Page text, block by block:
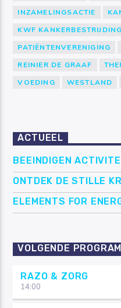
INZAMELINGSACTIE
KWF KANKERBESTRIJDING
PATIËNTENVERENIGING
REINIER DE GRAAF
VOEDING
WESTLAND
ACTUEEL
BEEINDIGEN
ONTDEK DE STILLE
ELEMENTS FOR
VOLGENDE
RAZO & ZORG
14:00